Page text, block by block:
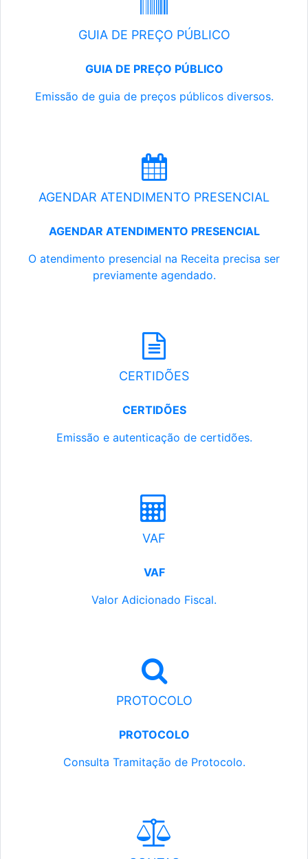
GUIA DE PREÇO PÚBLICO
GUIA DE PREÇO PÚBLICO
Emissão de guia de preços públicos diversos.
AGENDAR ATENDIMENTO PRESENCIAL
AGENDAR ATENDIMENTO PRESENCIAL
O atendimento presencial na Receita precisa ser
previamente agendado.
CERTIDÕES
CERTIDÕES
Emissão e autenticação de certidões.
VAF
VAF
Valor Adicionado Fiscal.
PROTOCOLO
PROTOCOLO
Consulta Tramitação de Protocolo.